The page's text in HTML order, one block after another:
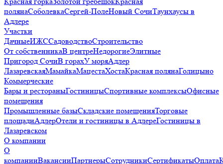
полянаСоболевкаСергей-ПолеНовый СочиТаунхаусы в
Адлере
Участки
ДачныеИЖССадоводствоСтроительство
От собственникаВ центреНедорогиеЭлитные
Пригород СочиВ горахУ моряАдлер
ЛазаревскаяМамайкаМацестаХостаКрасная полянаГолицыно
Коммерческие
Бары и рестораныГостиницыСпортивные комплексыОфисные
помещения
Промышленные базыСкладские помещенияТорговые
площадиАдлерОтели и гостиницы в АдлереГостиницы в
Лазаревском
О компании
О
компанииВакансииПартнерыСотрудникиСертификатыОплата